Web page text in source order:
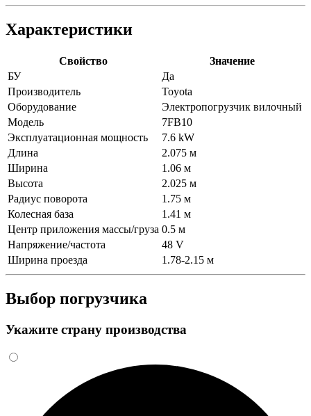
Характеристики
Свойство
Значение
БУ
Да
Производитель
Toyota
Оборудование
Электропогрузчик вилочный
Модель
7FB10
Эксплуатационная мощность
7.6 kW
Длина
2.075 м
Ширина
1.06 м
Высота
2.025 м
Радиус поворота
1.75 м
Колесная база
1.41 м
Центр приложения массы/груза 0.5 м
Напряжение/частота
48 V
Ширина проезда
1.78-2.15 м
Выбор погрузчика
Укажите страну производства